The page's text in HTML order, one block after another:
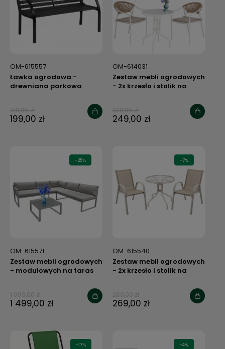
OM-615557
Ławka ogrodowa -
drewniana parkowa
199,00 zł
OM-614031
Zestaw mebli ogrodowych
- 2x krzesło i stolik na
249,00 zł
OM-615571
Zestaw mebli ogrodowych
- modułowych na taras
1 499,00 zł
-25%
OM-615540
Zestaw mebli ogrodowych
- 2x krzesło i stolik na
269,00 zł
-7%
-17% -4%